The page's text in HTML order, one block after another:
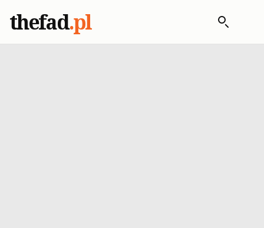
thefad.pl